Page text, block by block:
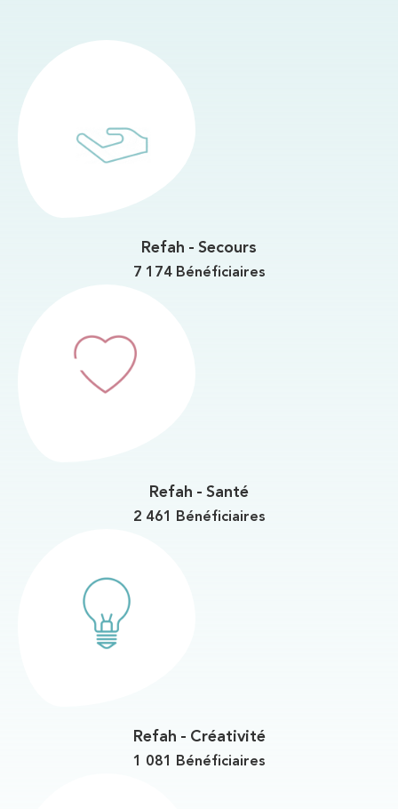
Refah - Secours
7 174 Bénéficiaires
Refah - Santé
2 461 Bénéficiaires
Refah - Créativité
1 081 Bénéficiaires